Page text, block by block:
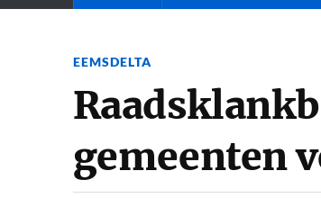
EEMSDELTA
gemeenten